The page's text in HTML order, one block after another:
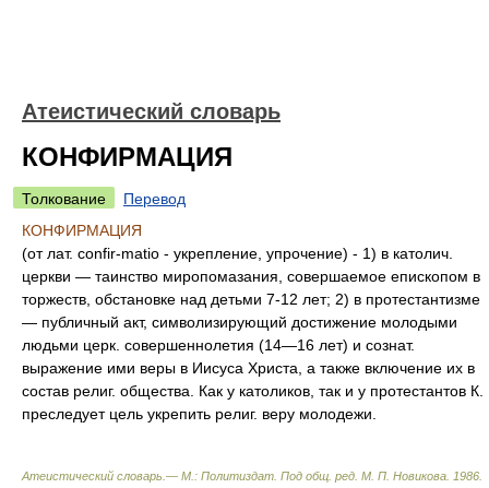
Атеистический словарь
КОНФИРМАЦИЯ
Толкование
Перевод
КОНФИРМАЦИЯ
(от лат. confir-matio - укрепление, упрочение) - 1) в католич.
церкви — таинство миропомазания, совершаемое епископом в
торжеств, обстановке над детьми 7-12 лет; 2) в протестантизме
— публичный акт, символизирующий достижение молодыми
людьми церк. совершеннолетия (14—16 лет) и сознат.
выражение ими веры в Иисуса Христа, а также включение их в
состав религ. общества. Как у католиков, так и у протестантов К.
преследует цель укрепить религ. веру молодежи.
Атеистический словарь.— М.: Политиздат Под общ. ред. М. П. Новикова 1986